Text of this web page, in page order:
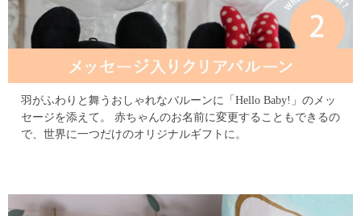
羽がふわりと舞うおしゃれなバルーンに「Hello Baby!」のメッ
セージを添えて。
赤ちゃんのお名前に変更することもできるの
で、世界に一つだけのオリジナルギフトに。